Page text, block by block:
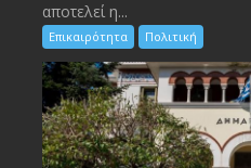
αποτελεί η...
Επικαιρότητα Πολιτική